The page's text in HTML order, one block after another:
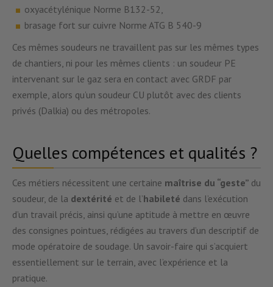
oxyacétylénique Norme B132-52,
brasage fort sur cuivre Norme ATG B 540-9
Ces mêmes soudeurs ne travaillent pas sur les mêmes types
de chantiers, ni pour les mêmes clients : un soudeur PE
intervenant sur le gaz sera en contact avec GRDF par
exemple, alors qu’un soudeur CU plutôt avec des clients
privés (Dalkia) ou des métropoles.
Quelles compétences et qualités ?
Ces métiers nécessitent une certaine maîtrise du “geste” du
soudeur, de la dextérité et de l’habileté dans l’exécution
d’un travail précis, ainsi qu’une aptitude à mettre en œuvre
des consignes pointues, rédigées au travers d’un descriptif de
mode opératoire de soudage. Un savoir-faire qui s’acquiert
essentiellement sur le terrain, avec l’expérience et la
pratique.